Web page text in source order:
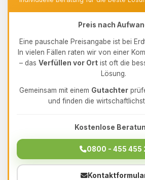
Preis nach
Eine pauschale Preisangabe ist bei
In vielen Fällen raten wir von einer
– das Verfüllen vor Ort ist oft die
Lösung.
Gemeinsam mit einem Gutachter
und finden die
Kostenlose
0800 - 455 455